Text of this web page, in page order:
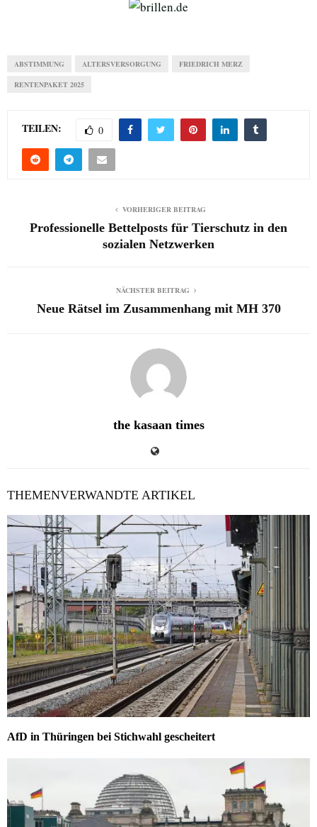
ABSTIMMUNG ALTERSVERSORGUNG FRIEDRICH MERZ
RENTENPAKET 2025
TEILEN: 0
VORHERIGER BEITRAG
Professionelle Bettelposts für Tierschutz in den
sozialen Netzwerken
NÄCHSTER BEITRAG
Neue Rätsel im Zusammenhang mit MH 370
the kasaan times
THEMENVERWANDTE ARTIKEL
AfD in Thüringen bei Stichwahl gescheitert